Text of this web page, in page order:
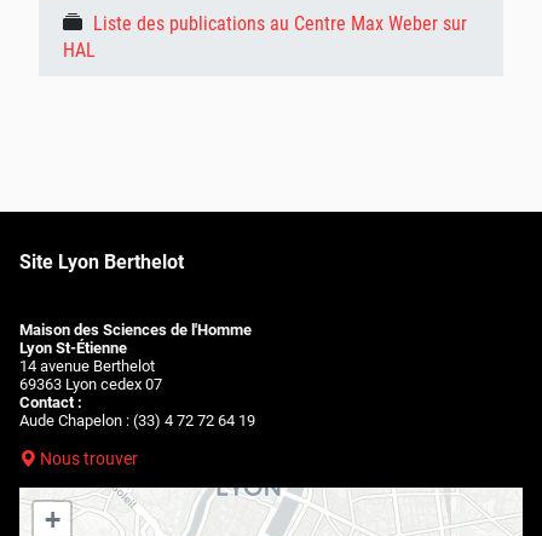
Liste des publications au Centre Max Weber sur
HAL
Site Lyon Berthelot
Maison des Sciences de l'Homme
Lyon St-Étienne
14 avenue Berthelot
69363 Lyon cedex 07
Contact :
Aude Chapelon : (33) 4 72 72 64 19
Nous trouver
+